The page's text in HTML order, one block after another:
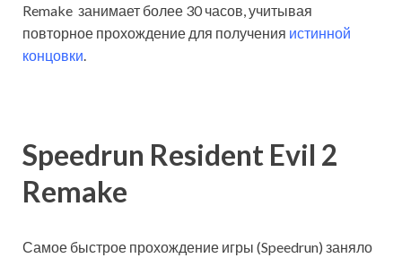
Remake занимает более 30 часов, учитывая
повторное прохождение для получения истинной
концовки.
Speedrun Resident Evil 2
Remake
Самое быстрое прохождение игры (Speedrun) заняло